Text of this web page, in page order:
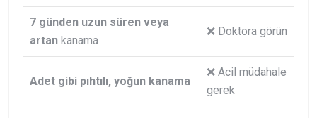
7 günden uzun süren veya
artan kanama
❌ Doktora görün
Adet gibi pıhtılı, yoğun kanama
❌ Acil müdahale
gerek